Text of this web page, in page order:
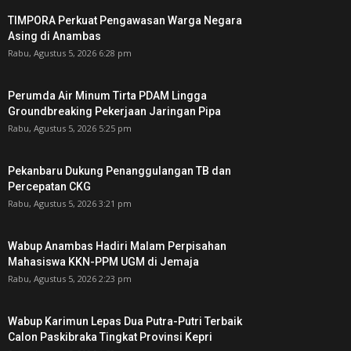
TIMPORA Perkuat Pengawasan Warga Negara
Asing di Anambas ‎
Rabu, Agustus 5, 2026 6:28 pm
Perumda Air Minum Tirta PDAM Lingga
Groundbreaking Pekerjaan Jaringan Pipa
Rabu, Agustus 5, 2026 5:25 pm
Pekanbaru Dukung Penanggulangan TB dan
Percepatan CKG
Rabu, Agustus 5, 2026 3:21 pm
Wabup Anambas Hadiri Malam Perpisahan
Mahasiswa KKN-PPM UGM di Jemaja ‎
Rabu, Agustus 5, 2026 2:23 pm
Wabup Karimun Lepas Dua Putra-Putri Terbaik
Calon Paskibraka Tingkat Provinsi Kepri